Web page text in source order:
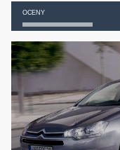
OCENY